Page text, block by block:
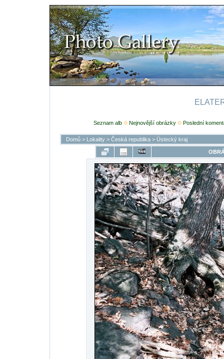
Seznam alb Nejnovější obrázky Poslední
Domů> Lokality> Česká republika> Ústecký kraj